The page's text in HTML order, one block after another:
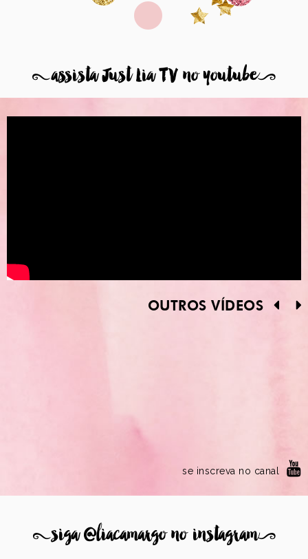
8assista Just Lia TV no youtube9
OUTROS VÍDEOS
se inscreva no canal
8siga @liacamargo no instagram9